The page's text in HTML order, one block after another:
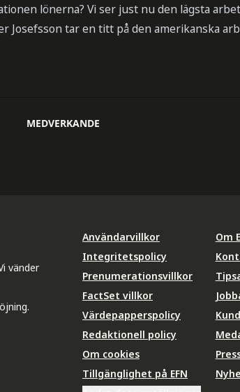
lönerna? Vi ser just nu den lägsta
Josefsson tar en titt på den amerikanska
MEDVERKANDE
vänder
Användarvillkor
Integritetspolicy
Prenumerationsvillkor
FactSet villkor
Värdepapperspolicy
Redaktionell policy
Om cookies
Tillgänglighet på EFN
Om